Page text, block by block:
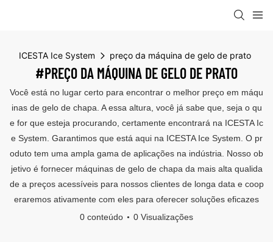
ICESTA Ice System preço da máquina de gelo de prato
#PREÇO DA MÁQUINA DE GELO DE PRATO
Você está no lugar certo para encontrar o melhor preço em máqu
inas de gelo de chapa. A essa altura, você já sabe que, seja o qu
e for que esteja procurando, certamente encontrará na ICESTA Ic
e System. Garantimos que está aqui na ICESTA Ice System. O pr
oduto tem uma ampla gama de aplicações na indústria. Nosso ob
jetivo é fornecer máquinas de gelo de chapa da mais alta qualida
de a preços acessíveis para nossos clientes de longa data e coop
eraremos ativamente com eles para oferecer soluções eficazes
0 conteúdo
0 Visualizações